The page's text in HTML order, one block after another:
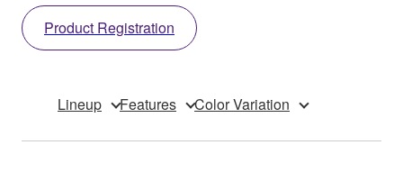
Product Registration
Lineup Features Color Variation